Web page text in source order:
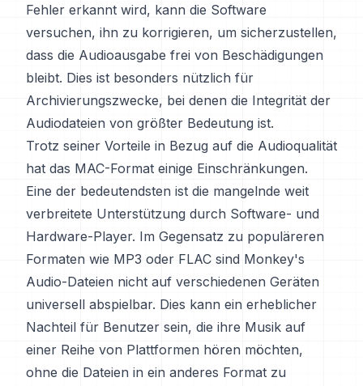
Fehler erkannt wird, kann die Software
versuchen, ihn zu korrigieren, um sicherzustellen,
dass die Audioausgabe frei von Beschädigungen
bleibt. Dies ist besonders nützlich für
Archivierungszwecke, bei denen die Integrität der
Audiodateien von größter Bedeutung ist.
Trotz seiner Vorteile in Bezug auf die Audioqualität
hat das MAC-Format einige Einschränkungen.
Eine der bedeutendsten ist die mangelnde weit
verbreitete Unterstützung durch Software- und
Hardware-Player. Im Gegensatz zu populäreren
Formaten wie MP3 oder FLAC sind Monkey's
Audio-Dateien nicht auf verschiedenen Geräten
universell abspielbar. Dies kann ein erheblicher
Nachteil für Benutzer sein, die ihre Musik auf
einer Reihe von Plattformen hören möchten,
ohne die Dateien in ein anderes Format zu